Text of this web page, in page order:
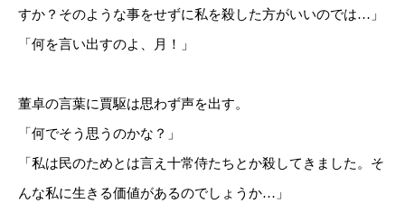
すか？そのような事をせずに私を殺した方がいいのでは…」
「何を言い出すのよ、月！」
董卓の言葉に賈駆は思わず声を出す。
「何でそう思うのかな？」
「私は民のためとは言え十常侍たちとか殺してきました。そ
んな私に生きる価値があるのでしょうか…」